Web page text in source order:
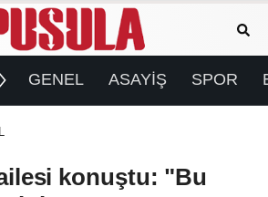
GENEL ASAYİŞ SPOR
konuştu: "Bu